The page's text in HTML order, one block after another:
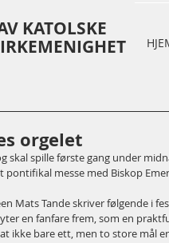
KATOLSKE
orgelet
skal spille første gang under
pontifikal messe med Biskop
Mats Tande skriver følgende i
en fanfare frem, som en
ikke bare ett, men to store mål